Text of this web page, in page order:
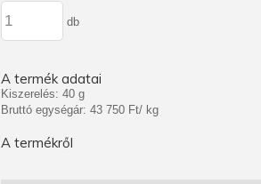
db
A termék adatai
Kiszerelés: 40 g
Bruttó egységár: 43 750 Ft/ kg
A termékről